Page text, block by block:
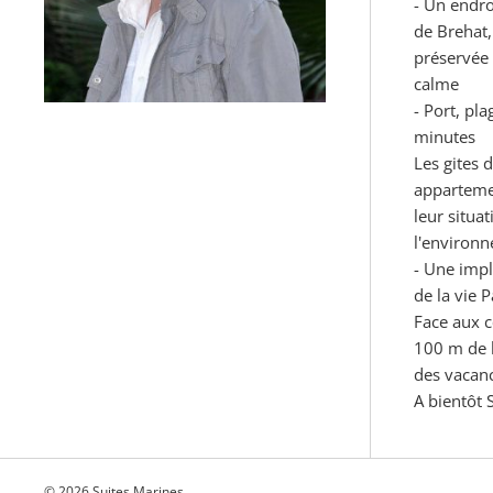
- Un
de
calme
- Port,
minutes
Les gites
leur
- Une
de la vie
Face aux
100 m de
des
A bientôt